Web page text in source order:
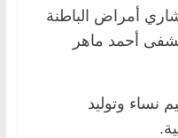
أمراض الباطنة
أحمد ماهر
نساء وتوليد